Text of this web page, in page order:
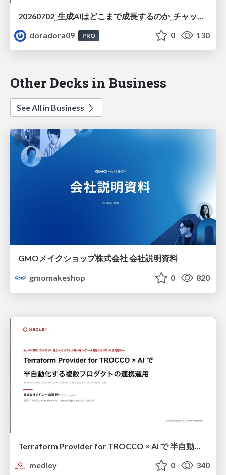
20260702_生成AIはどこまで成長するのか_チャットだけじゃない世界
doradora09
PRO 0 130
Other Decks in Business
See All in Business
GMOメイクショップ株式会社 会社説明資料
gmomakeshop
0 820
Terraform Provider for TROCCO × AI で 半自動化する複数プロダクトの連携運用 / Semi-Automating Multi-Product Data Integration Ops with the Terraform Provider for TROCCO × AI
medley
0 340